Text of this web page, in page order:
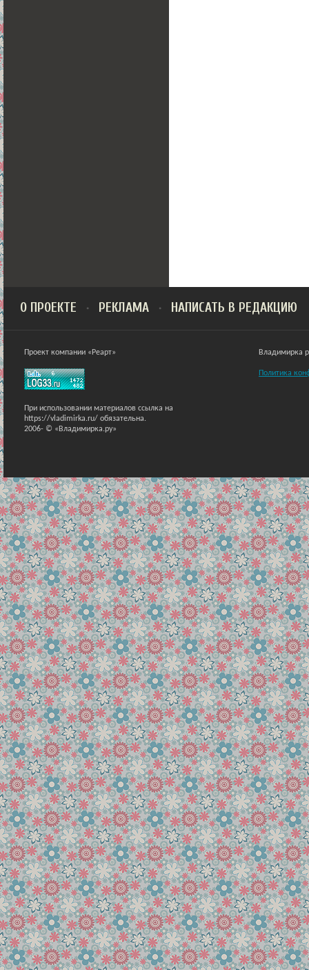
О ПРОЕКТЕ РЕКЛАМА НАПИСАТЬ В РЕДАКЦИЮ
Проект компании «Реарт»
При использовании материалов ссылка на
https://vladimirka.ru/ обязательна.
2006- © «Владимирка.ру»
Владимирка
Политика